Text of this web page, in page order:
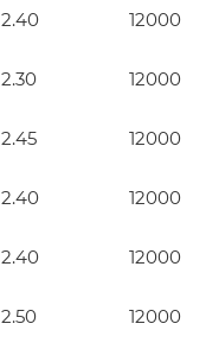
2.40 12000
2.30 12000
2.45 12000
2.40 12000
2.40 12000
2.50 12000